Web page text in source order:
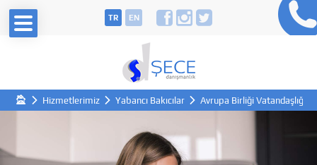
TR EN
Hizmetlerimiz Yabancı Bakıcılar Avrupa Birliği Vatandaşlığı